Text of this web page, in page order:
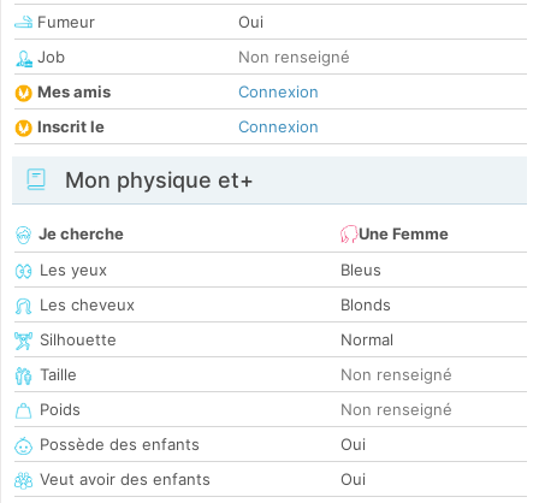
Fumeur
Oui
Job
Non renseigné
Mes amis
Connexion
Inscrit le
Connexion
Mon physique et+
Je cherche
Une Femme
Les yeux
Bleus
Les cheveux
Blonds
Silhouette
Normal
Taille
Non renseigné
Poids
Non renseigné
Possède des enfants
Oui
Veut avoir des enfants
Oui